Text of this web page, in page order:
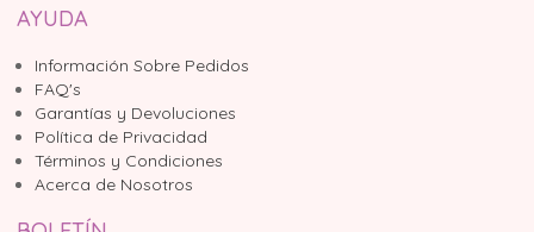
AYUDA
Información Sobre Pedidos
FAQ's
Garantías y Devoluciones
Política de Privacidad
Términos y Condiciones
Acerca de Nosotros